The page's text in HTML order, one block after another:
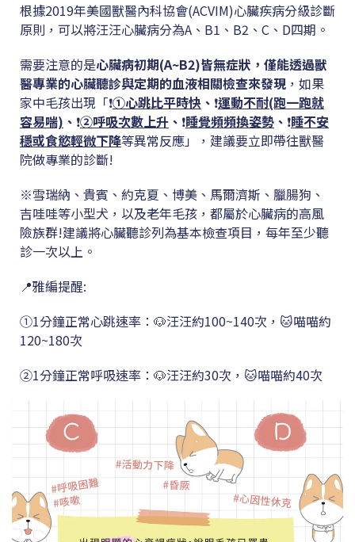
根據2019年美國獸醫內科協會(ACVIM)心臟疾病分級診斷
原則，可以將汪汪心臟病分為A、B1、B2、C、D四期。
需要注意的是心臟病初期(A~B2)皆無症狀，僅能透過獸
醫專業的心臟聽診與定期的血液相關檢查來發現 ，如果
家中毛孩出現「❗①心跳比平時快 、 ❗運動不耐(跑一跑就
容易喘) 、 ❗②呼吸次數上升 、 ❗睡覺頻頻換姿勢 、 ❗睡不安
穩或食慾輕微下降等異常反應」，建議要立即帶往獸醫
院做專業的診斷!
※雪瑞納、貴賓、約克夏、博美、馬爾濟斯、臘腸狗、
吉哇哇等小型犬，以及老年毛孩，都屬於心臟病的高風
險族群!建議將心臟聽診列為基本檢查項目，每年至少聽
診一次以上。
📍雅編提醒:
①1分鐘正常心跳速率：🐶汪汪約100~140次，🐱喵喵約
120~180次
②1分鐘正常呼吸速率：🐶汪汪約30次，🐱喵喵約40次